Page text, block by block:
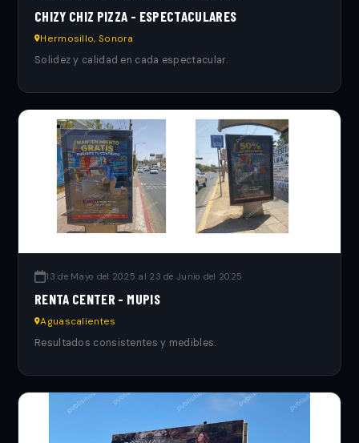
CHIZY CHIZ PIZZA - ESPECTACULARES
Hermosillo, Sonora
Solidez y calidad en cada espectacular.
13 de Mayo del 2025 al 23 de Junio del 2025
RENTA CENTER - MUPIS
Aguascalientes
Resultados consistentes y medibles.